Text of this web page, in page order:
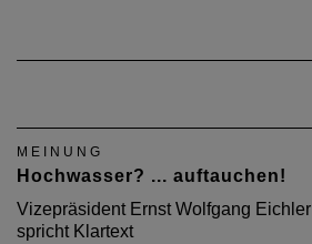
MEINUNG
Hochwasser? ... auftauchen!
Vizepräsident Ernst Wolfgang Eichler
spricht Klartext